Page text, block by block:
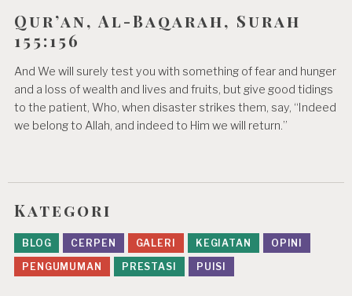
Qur’an, Al-Baqarah, Surah
155:156
And We will surely test you with something of fear and hunger
and a loss of wealth and lives and fruits, but give good tidings
to the patient, Who, when disaster strikes them, say, “Indeed
we belong to Allah, and indeed to Him we will return.”
Kategori
BLOG CERPEN GALERI KEGIATAN
OPINI
PENGUMUMAN
PRESTASI PUISI